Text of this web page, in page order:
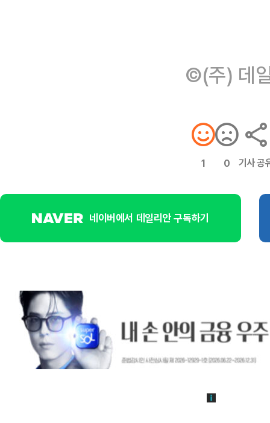
©(주) 데
1 0 기사 공
네이버에서 데일리안 구독하기